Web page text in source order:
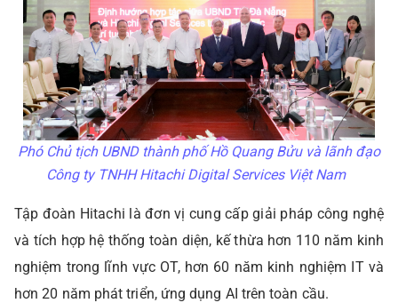
Phó Chủ tịch UBND thành phố Hồ Quang Bửu và lãnh đạo
Công ty TNHH Hitachi Digital Services Việt Nam
Tập đoàn Hitachi là đơn vị cung cấp giải pháp công nghệ
và tích hợp hệ thống toàn diện, kế thừa hơn 110 năm kinh
nghiệm trong lĩnh vực OT, hơn 60 năm kinh nghiệm IT và
hơn 20 năm phát triển, ứng dụng AI trên toàn cầu.